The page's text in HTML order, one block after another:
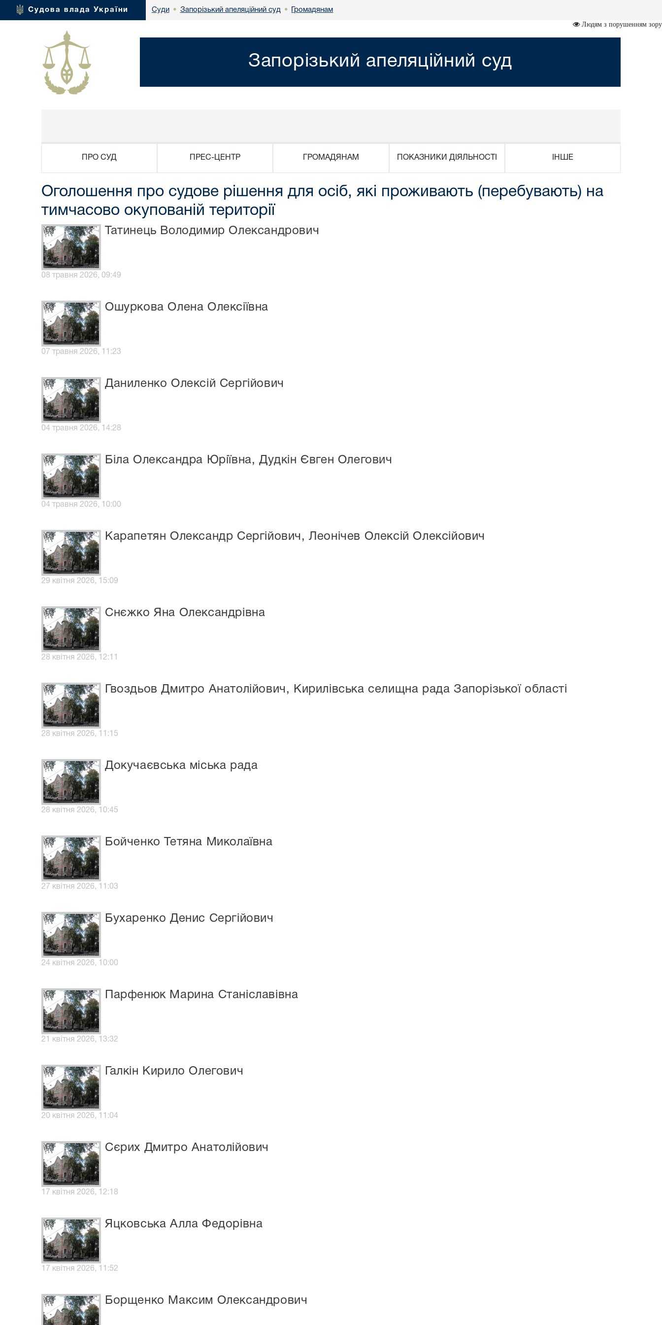
Судова влада України Суди • Запорізький апеляційний суд • Громадянам
Людям з порушенням зору
Запорізький апеляційний суд
ПРО СУД ПРЕС-ЦЕНТР ГРОМАДЯНАМ ПОКАЗНИКИ ДІЯЛЬНОСТІ ІНШЕ
Оголошення про судове рішення для осіб, які проживають (перебувають) на
тимчасово окупованій території
Татинець Володимир Олександрович
08 травня 2026, 09:49
Ошуркова Олена Олексіївна
07 травня 2026, 11:23
Даниленко Олексій Сергійович
04 травня 2026, 14:28
Біла Олександра Юріївна, Дудкін Євген Олегович
04 травня 2026, 10:00
Карапетян Олександр Сергійович, Леонічев Олексій Олексійович
29 квітня 2026, 15:09
Снєжко Яна Олександрівна
28 квітня 2026, 12:11
Гвоздьов Дмитро Анатолійович, Кирилівська селищна рада Запорізької області
28 квітня 2026, 11:15
Докучаєвська міська рада
28 квітня 2026, 10:45
Бойченко Тетяна Миколаївна
27 квітня 2026, 11:03
Бухаренко Денис Сергійович
24 квітня 2026, 10:00
Парфенюк Марина Станіславівна
21 квітня 2026, 13:32
Галкін Кирило Олегович
20 квітня 2026, 11:04
Сєрих Дмитро Анатолійович
17 квітня 2026, 12:18
Яцковська Алла Федорівна
17 квітня 2026, 11:52
Борщенко Максим Олександрович